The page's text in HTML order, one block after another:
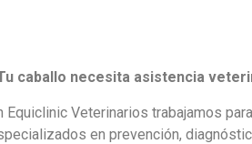
caballo necesita asistencia
Equiclinic Veterinarios trabajamos
en prevención,